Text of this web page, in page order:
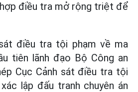
điều tra mở rộng triệt để
điều tra tội phạm về ma
tiên lãnh đạo Bộ Công an
Cục Cảnh sát điều tra tội
lập đấu tranh chuyên án